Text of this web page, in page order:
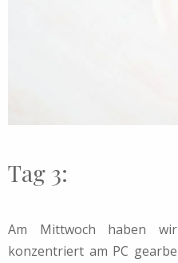
Tag 3:
Am Mittwoch haben
konzentriert am PC